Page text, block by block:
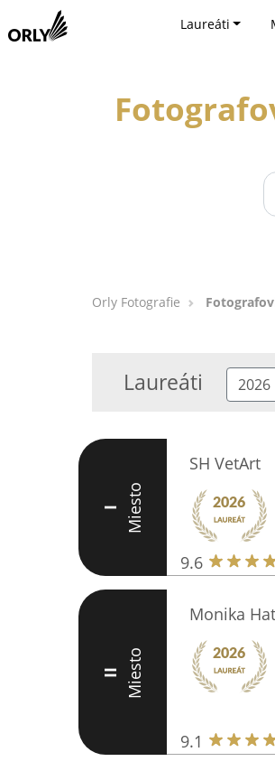
Laureáti
Orly Fotografie
Laureáti 2026
I Miesto
SH VetArt
9.6
II Miesto
Monika
9.1